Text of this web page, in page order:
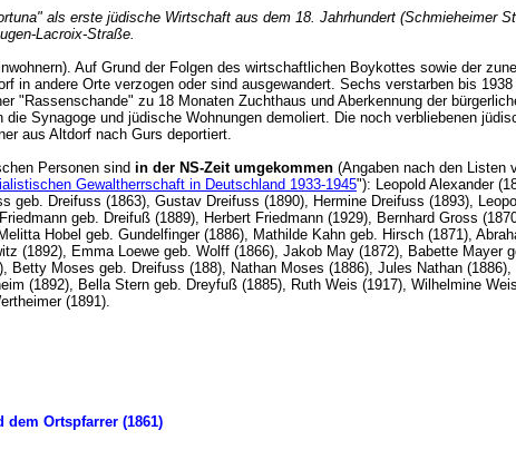
als erste jüdische Wirtschaft aus dem 18. Jahrhundert (Schmieheimer
Lacroix-Straße.
Auf Grund der Folgen des wirtschaftlichen Boykottes sowie der
in andere Orte verzogen oder sind ausgewandert. Sechs verstarben bis
"Rassenschande" zu 18 Monaten Zuchthaus und Aberkennung der
die Synagoge und jüdische Wohnungen demoliert. Die noch verbliebenen
aus Altdorf nach Gurs deportiert.
Personen sind in der NS-Zeit umgekommen (Angaben nach den Listen
Gewaltherrschaft in Deutschland 1933-1945"): Leopold Alexander
Dreifuss (1863), Gustav Dreifuss (1890), Hermine Dreifuss (1893),
geb. Dreifuß (1889), Herbert Friedmann (1929), Bernhard Gross
Hobel geb. Gundelfinger (1886), Mathilde Kahn geb. Hirsch (1871),
(1892), Emma Loewe geb. Wolff (1866), Jakob May (1872), Babette Mayer
Moses geb. Dreifuss (188), Nathan Moses (1886), Jules Nathan
(1892), Bella Stern geb. Dreyfuß (1885), Ruth Weis (1917), Wilhelmine
(1891).
Ortspfarrer (1861)